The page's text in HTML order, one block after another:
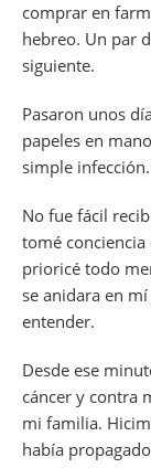
comprar en
hebreo. Un par
siguiente.
Pasaron unos
papeles en
simple
No fue fácil
tomé
prioricé todo
se anidara en
entender.
Desde ese
cáncer y contra
mi familia.
había